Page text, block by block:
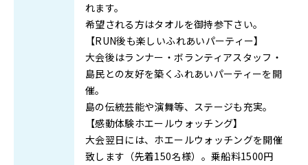
れます。
希望される方はタオルを御持参下さい。
【RUN後も楽しいふれあいパーティー】
大会後はランナー・ボランティアスタッフ・
島民との友好を築くふれあいパーティーを開
催。
島の伝統芸能や演舞等、ステージも充実。
【感動体験ホエールウォッチング】
大会翌日には、ホエールウォッチングを開催
致します（先着150名様）。乗船料1500円